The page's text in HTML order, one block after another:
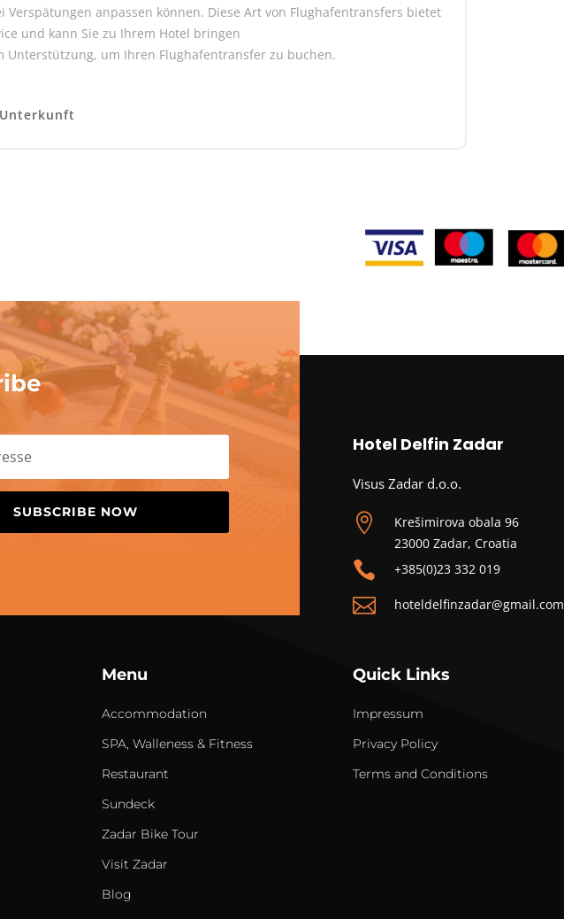
Verspätungen anpassen können. Diese Art von Flughafentransfers bietet
und kann Sie zu Ihrem Hotel bringen
Unterstützung, um Ihren Flughafentransfer zu buchen.
SUBSCRIBE NOW
Hotel Delfin Zadar
Visus Zadar d.o.o.

Krešimirova obala 96
23000 Zadar, Croatia
 +385(0)23 332 019
 hoteldelfinzadar@gmail.com
Menu
Accommodation
SPA, Walleness & Fitness
Restaurant
Sundeck
Zadar Bike Tour
Visit Zadar
Blog
Quick Links
Impressum
Privacy Policy
Terms and Conditions